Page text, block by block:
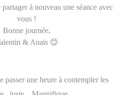
à nouveau une séance avec
vous !
Bonne journée,
& Anaïs 😊
passer une heure à contempler les